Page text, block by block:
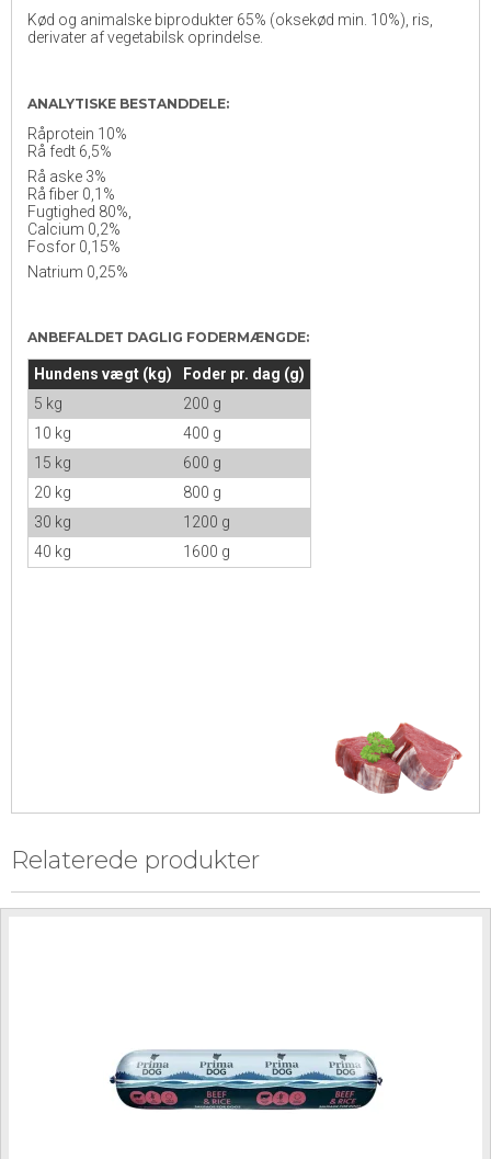
Kød og animalske biprodukter 65% (oksekød min. 10%), ris,
derivater af vegetabilsk oprindelse.
ANALYTISKE BESTANDDELE:
Råprotein 10%
Rå fedt 6,5%
Rå aske 3%
Rå fiber 0,1%
Fugtighed 80%,
Calcium 0,2%
Fosfor 0,15%
Natrium 0,25%
ANBEFALDET DAGLIG FODERMÆNGDE:
Hundens vægt (kg)
Foder pr. dag (g)
5 kg
200 g
10 kg
400 g
15 kg
600 g
20 kg
800 g
30 kg
1200 g
40 kg
1600 g
Relaterede produkter